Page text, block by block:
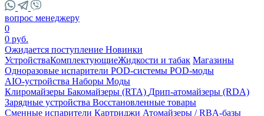
вопрос менеджеру
0
0 руб.
Ожидается поступление Новинки
УстройстваКомплектующиеЖидкости и табак Магазины
Одноразовые испарители POD-системы POD-моды
AIO-устройства Наборы Моды
Клиромайзеры Бакомайзеры (RTA) Дрип-атомайзеры (RDA)
Зарядные устройства Восстановленные товары
Сменные испарители Картриджи Атомайзеры / RBA-базы